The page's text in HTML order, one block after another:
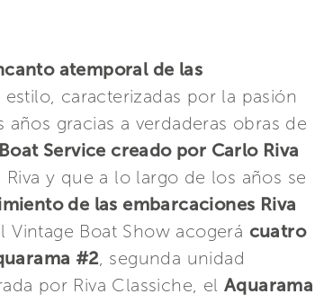
atemporal de las
caracterizadas por la pasión
gracias a verdaderas obras de
Service creado por Carlo Riva
y que a lo largo de los años se
de las embarcaciones Riva
Vintage Boat Show acogerá cuatro
#2, segunda unidad
por Riva Classiche, el Aquarama